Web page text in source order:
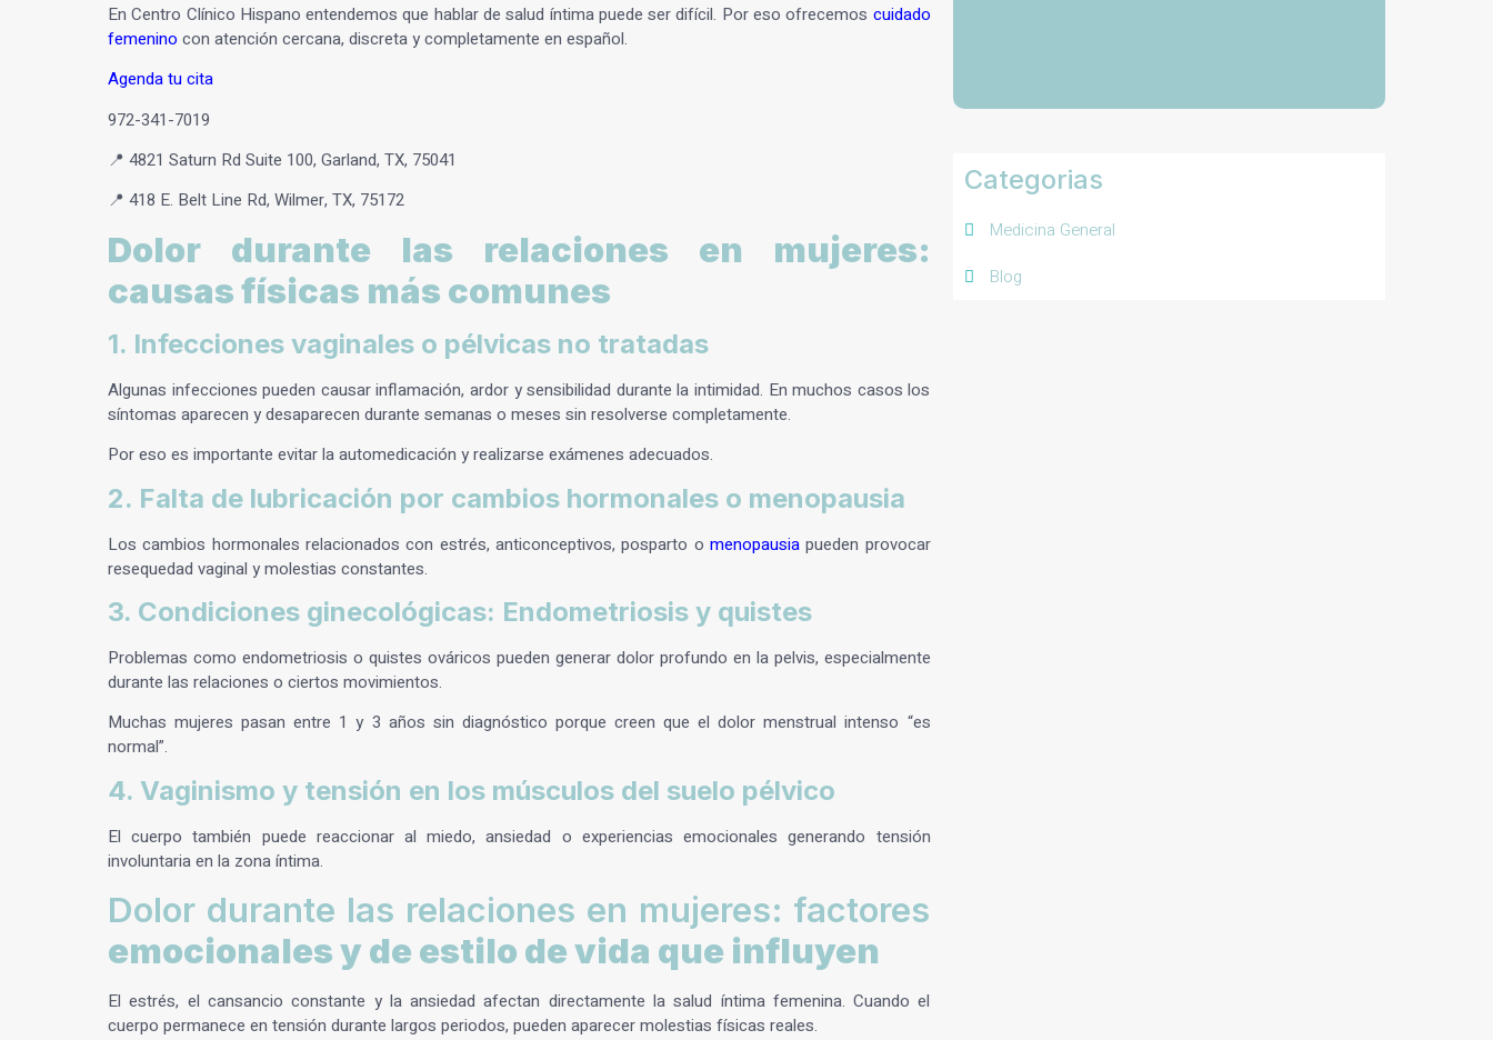
En Centro Clínico Hispano entendemos que hablar de salud íntima puede ser difícil. Por eso ofrecemos cuidado
femenino con atención cercana, discreta y completamente en español.
Agenda tu cita
972-341-7019
📍 4821 Saturn Rd Suite 100, Garland, TX, 75041
📍 418 E. Belt Line Rd, Wilmer, TX, 75172
Dolor durante las relaciones en mujeres:
causas físicas más comunes
1. Infecciones vaginales o pélvicas no tratadas
Algunas infecciones pueden causar inflamación, ardor y sensibilidad durante la intimidad. En muchos casos los
síntomas aparecen y desaparecen durante semanas o meses sin resolverse completamente.
Por eso es importante evitar la automedicación y realizarse exámenes adecuados.
2. Falta de lubricación por cambios hormonales o menopausia
Los cambios hormonales relacionados con estrés, anticonceptivos, posparto o menopausiapueden provocar
resequedad vaginal y molestias constantes.
3. Condiciones ginecológicas: Endometriosis y quistes
Problemas como endometriosis o quistes ováricos pueden generar dolor profundo en la pelvis, especialmente
durante las relaciones o ciertos movimientos.
Muchas mujeres pasan entre 1 y 3 años sin diagnóstico porque creen que el dolor menstrual intenso “es
normal”.
4. Vaginismo y tensión en los músculos del suelo pélvico
El cuerpo también puede reaccionar al miedo, ansiedad o experiencias emocionales generando tensión
involuntaria en la zona íntima.
Dolor durante las relaciones en mujeres: factores
emocionales y de estilo de vida que influyen
El estrés, el cansancio constante y la ansiedad afectan directamente la salud íntima femenina. Cuando el
cuerpo permanece en tensión durante largos periodos, pueden aparecer molestias físicas reales.
Categorias
Medicina General
Blog